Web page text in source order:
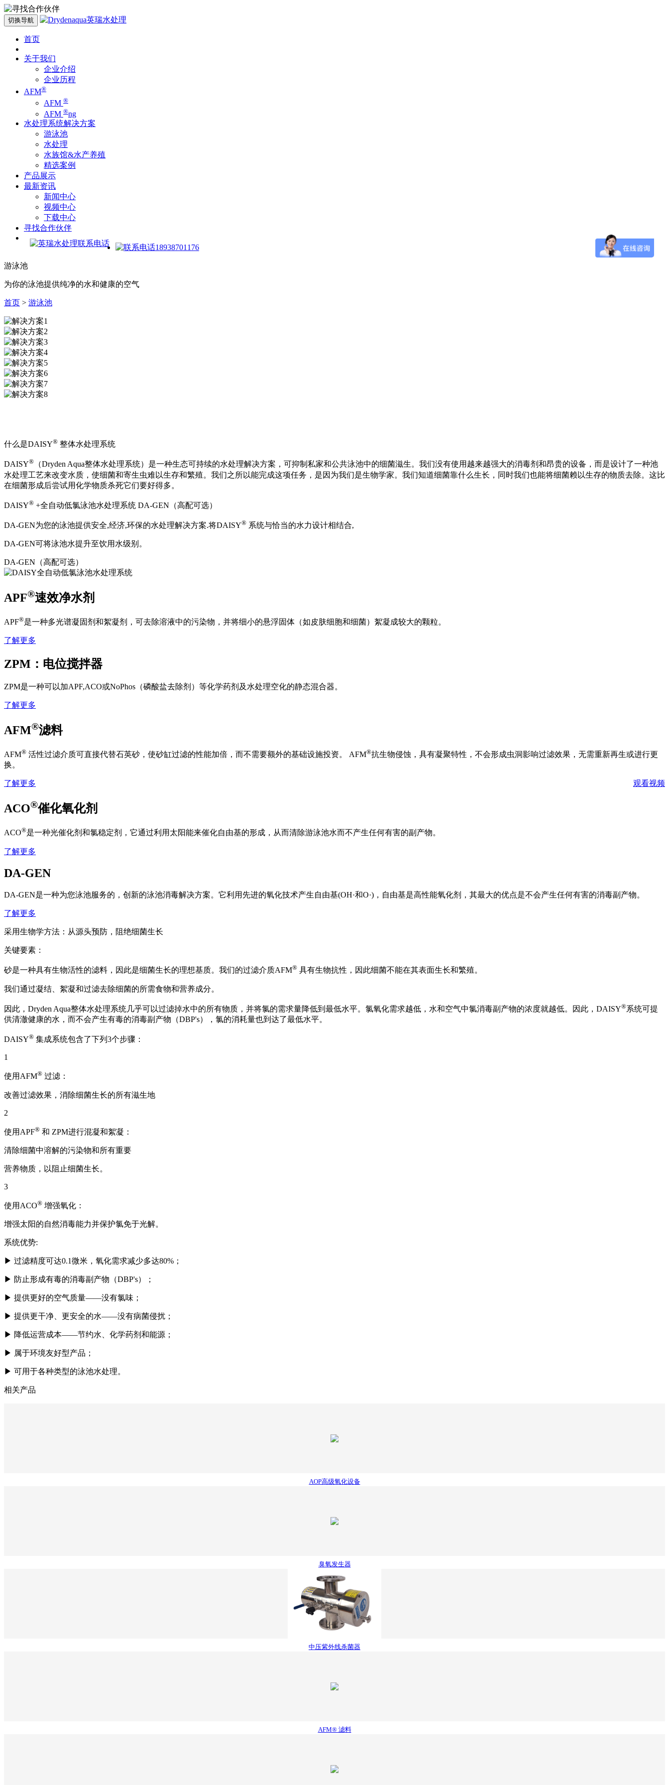
切换导航
首页
关于我们
企业介绍
企业历程
AFM®
AFM ®
AFM ®ng
水处理系统解决方案
游泳池
水处理
水族馆&水产养殖
精选案例
产品展示
最新资讯
新闻中心
视频中心
下载中心
寻找合作伙伴
游泳池
为你的泳池提供纯净的水和健康的空气
首页 > 游泳池
什么是DAISY® 整体水处理系统
DAISY® （Dryden Aqua整体水处理系统）是一种生态可持续的水处理解决方案，可抑制私家和公共泳池中的细菌滋生。我们没有使用越来越强大的消毒剂和昂贵的设备，而是设计了一种池
水处理工艺来改变水质，使细菌和寄生虫难以生存和繁殖。我们之所以能完成这项任务，是因为我们是生物学家。我们知道细菌靠什么生长，同时我们也能将细菌赖以生存的物质去除。这比
在细菌形成后尝试用化学物质杀死它们要好得多。
DAISY® +全自动低氯泳池水处理系统 DA-GEN（高配可选）
DA-GEN为您的泳池提供安全,经济,环保的水处理解决方案.将DAISY® 系统与恰当的水力设计相结合,
DA-GEN可将泳池水提升至饮用水级别。
DA-GEN（高配可选）
APF®速效净水剂
APF®是一种多光谱凝固剂和絮凝剂，可去除溶液中的污染物，并将细小的悬浮固体（如皮肤细胞和细菌）絮凝成较大的颗粒。
了解更多
ZPM：电位搅拌器
ZPM是一种可以加APF,ACO或NoPhos（磷酸盐去除剂）等化学药剂及水处理空化的静态混合器。
了解更多
AFM®滤料
AFM® 活性过滤介质可直接代替石英砂，使砂缸过滤的性能加倍，而不需要额外的基础设施投资。 AFM®抗生物侵蚀，具有凝聚特性，不会形成虫洞影响过滤效果，无需重新再生或进行更
换。
了解更多 观看视频
ACO®催化氧化剂
ACO®是一种光催化剂和氯稳定剂，它通过利用太阳能来催化自由基的形成，从而清除游泳池水而不产生任何有害的副产物。
了解更多
DA-GEN
DA-GEN是一种为您泳池服务的，创新的泳池消毒解决方案。它利用先进的氧化技术产生自由基(OH·和O·)，自由基是高性能氧化剂，其最大的优点是不会产生任何有害的消毒副产物。
了解更多
采用生物学方法：从源头预防，阻绝细菌生长
关键要素 ：
砂是一种具有生物活性的滤料，因此是细菌生长的理想基质。我们的过滤介质AFM® 具有生物抗性，因此细菌不能在其表面生长和繁殖。
我们通过凝结、絮凝和过滤去除细菌的所需食物和营养成分。
因此，Dryden Aqua整体水处理系统几乎可以过滤掉水中的所有物质，并将氯的需求量降低到最低水平。氯氧化需求越低，水和空气中氯消毒副产物的浓度就越低。因此，DAISY®系统可提
供清澈健康的水，而不会产生有毒的消毒副产物（DBP's），氯的消耗量也到达了最低水平。
DAISY® 集成系统包含了下列3个步骤：
1
使用AFM® 过滤：
改善过滤效果，消除细菌生长的所有滋生地
2
使用APF® 和 ZPM进行混凝和絮凝：
清除细菌中溶解的污染物和所有重要
营养物质，以阻止细菌生长。
3
使用ACO® 增强氧化：
增强太阳的自然消毒能力并保护氯免于光解。
系统优势:
▶ 过滤精度可达0.1微米，氧化需求减少多达80%；
▶ 防止形成有毒的消毒副产物（DBP's）；
▶ 提供更好的空气质量——没有氯味；
▶ 提供更干净、更安全的水——没有病菌侵扰；
▶ 降低运营成本——节约水、化学药剂和能源；
▶ 属于环境友好型产品；
▶ 可用于各种类型的泳池水处理。
相关产品
AOP高级氧化设备
臭氧发生器
中压紫外线杀菌器
AFM® 滤料